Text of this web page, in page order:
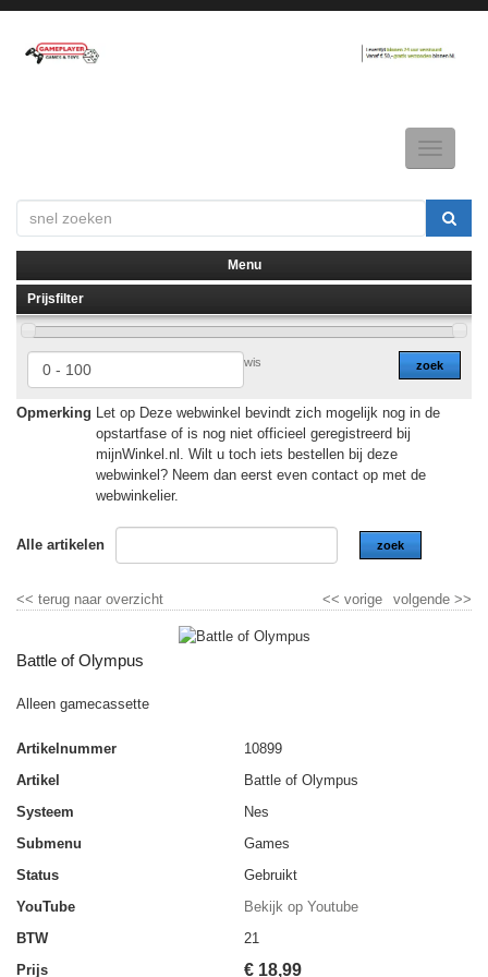
Toggle
▼
▼
Menu
Prijsfilter
zoek
wis
Opmerking Let op Deze webwinkel bevindt zich mogelijk nog in de
opstartfase of is nog niet officieel geregistreerd bij
mijnWinkel.nl. Wilt u toch iets bestellen bij deze
webwinkel? Neem dan eerst even contact op met de
webwinkelier.
Alle artikelen zoek
<< terug naar overzicht volgende >>
<< vorige
Battle of Olympus
Alleen gamecassette
Artikelnummer
10899
Artikel
Battle of Olympus
Systeem
Nes
Submenu
Games
Status
Gebruikt
YouTube
Bekijk op Youtube
BTW
21
Prijs
€ 18,99